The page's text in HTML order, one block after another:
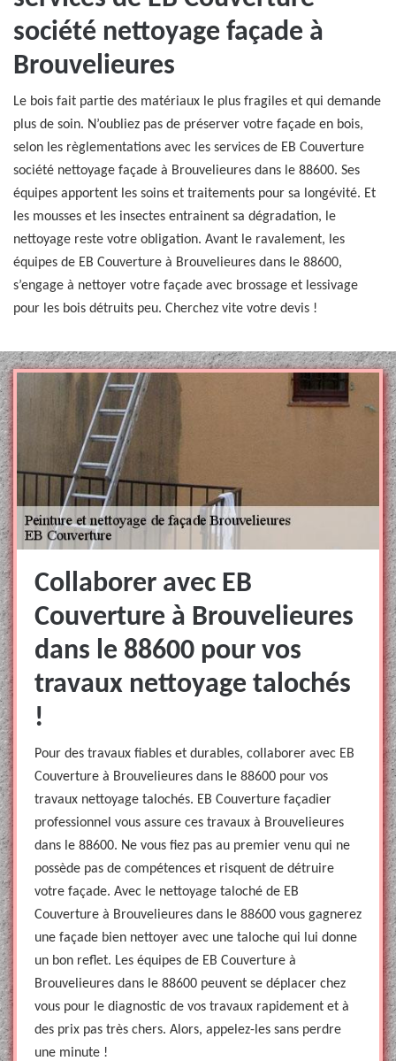
société nettoyage façade à
Brouvelieures
Le bois fait partie des matériaux le plus fragiles et qui demande
plus de soin. N’oubliez pas de préserver votre façade en bois,
selon les règlementations avec les services de EB Couverture
société nettoyage façade à Brouvelieures dans le 88600. Ses
équipes apportent les soins et traitements pour sa longévité. Et
les mousses et les insectes entrainent sa dégradation, le
nettoyage reste votre obligation. Avant le ravalement, les
équipes de EB Couverture à Brouvelieures dans le 88600,
s’engage à nettoyer votre façade avec brossage et lessivage
pour les bois détruits peu. Cherchez vite votre devis !
Collaborer avec EB
Couverture à Brouvelieures
dans le 88600 pour vos
travaux nettoyage talochés
!
Pour des travaux fiables et durables, collaborer avec EB
Couverture à Brouvelieures dans le 88600 pour vos
travaux nettoyage talochés. EB Couverture façadier
professionnel vous assure ces travaux à Brouvelieures
dans le 88600. Ne vous fiez pas au premier venu qui ne
possède pas de compétences et risquent de détruire
votre façade. Avec le nettoyage taloché de EB
Couverture à Brouvelieures dans le 88600 vous gagnerez
une façade bien nettoyer avec une taloche qui lui donne
un bon reflet. Les équipes de EB Couverture à
Brouvelieures dans le 88600 peuvent se déplacer chez
vous pour le diagnostic de vos travaux rapidement et à
des prix pas très chers. Alors, appelez-les sans perdre
une minute !